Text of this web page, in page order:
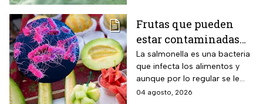
Frutas que pueden
estar contaminadas
de salmonella y cómo
protegerte del
contagio
La salmonella es una bacteria
que infecta los alimentos y
aunque por lo regular se le
relaciona con el huevo,
04 agosto, 2026